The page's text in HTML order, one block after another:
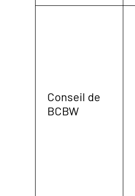
Conseil de
BCBW